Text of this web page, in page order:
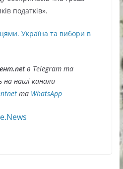
податків».
Україна та вибори в
в Telegram та
на наші канали
та WhatsApp